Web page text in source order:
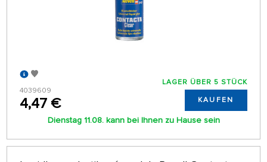
4039609
4,47 €
LAGER ÜBER 5 STÜCK
KAUFEN
Dienstag 11.08. kann bei Ihnen zu Hause sein